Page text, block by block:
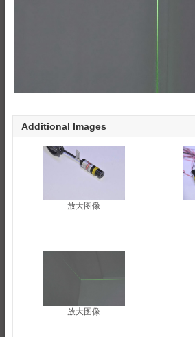
Additional Images
放大图像
放大图像